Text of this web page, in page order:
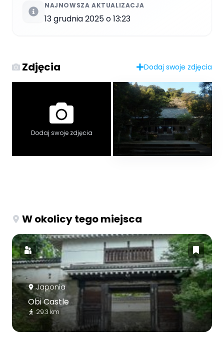
NAJNOWSZA AKTUALIZACJA
13 grudnia 2025 o 13:23
Zdjęcia Dodaj swoje zdjęcia
Dodaj swoje zdjęcia
W okolicy tego miejsca
Japonia
Obi Castle
29.3 km